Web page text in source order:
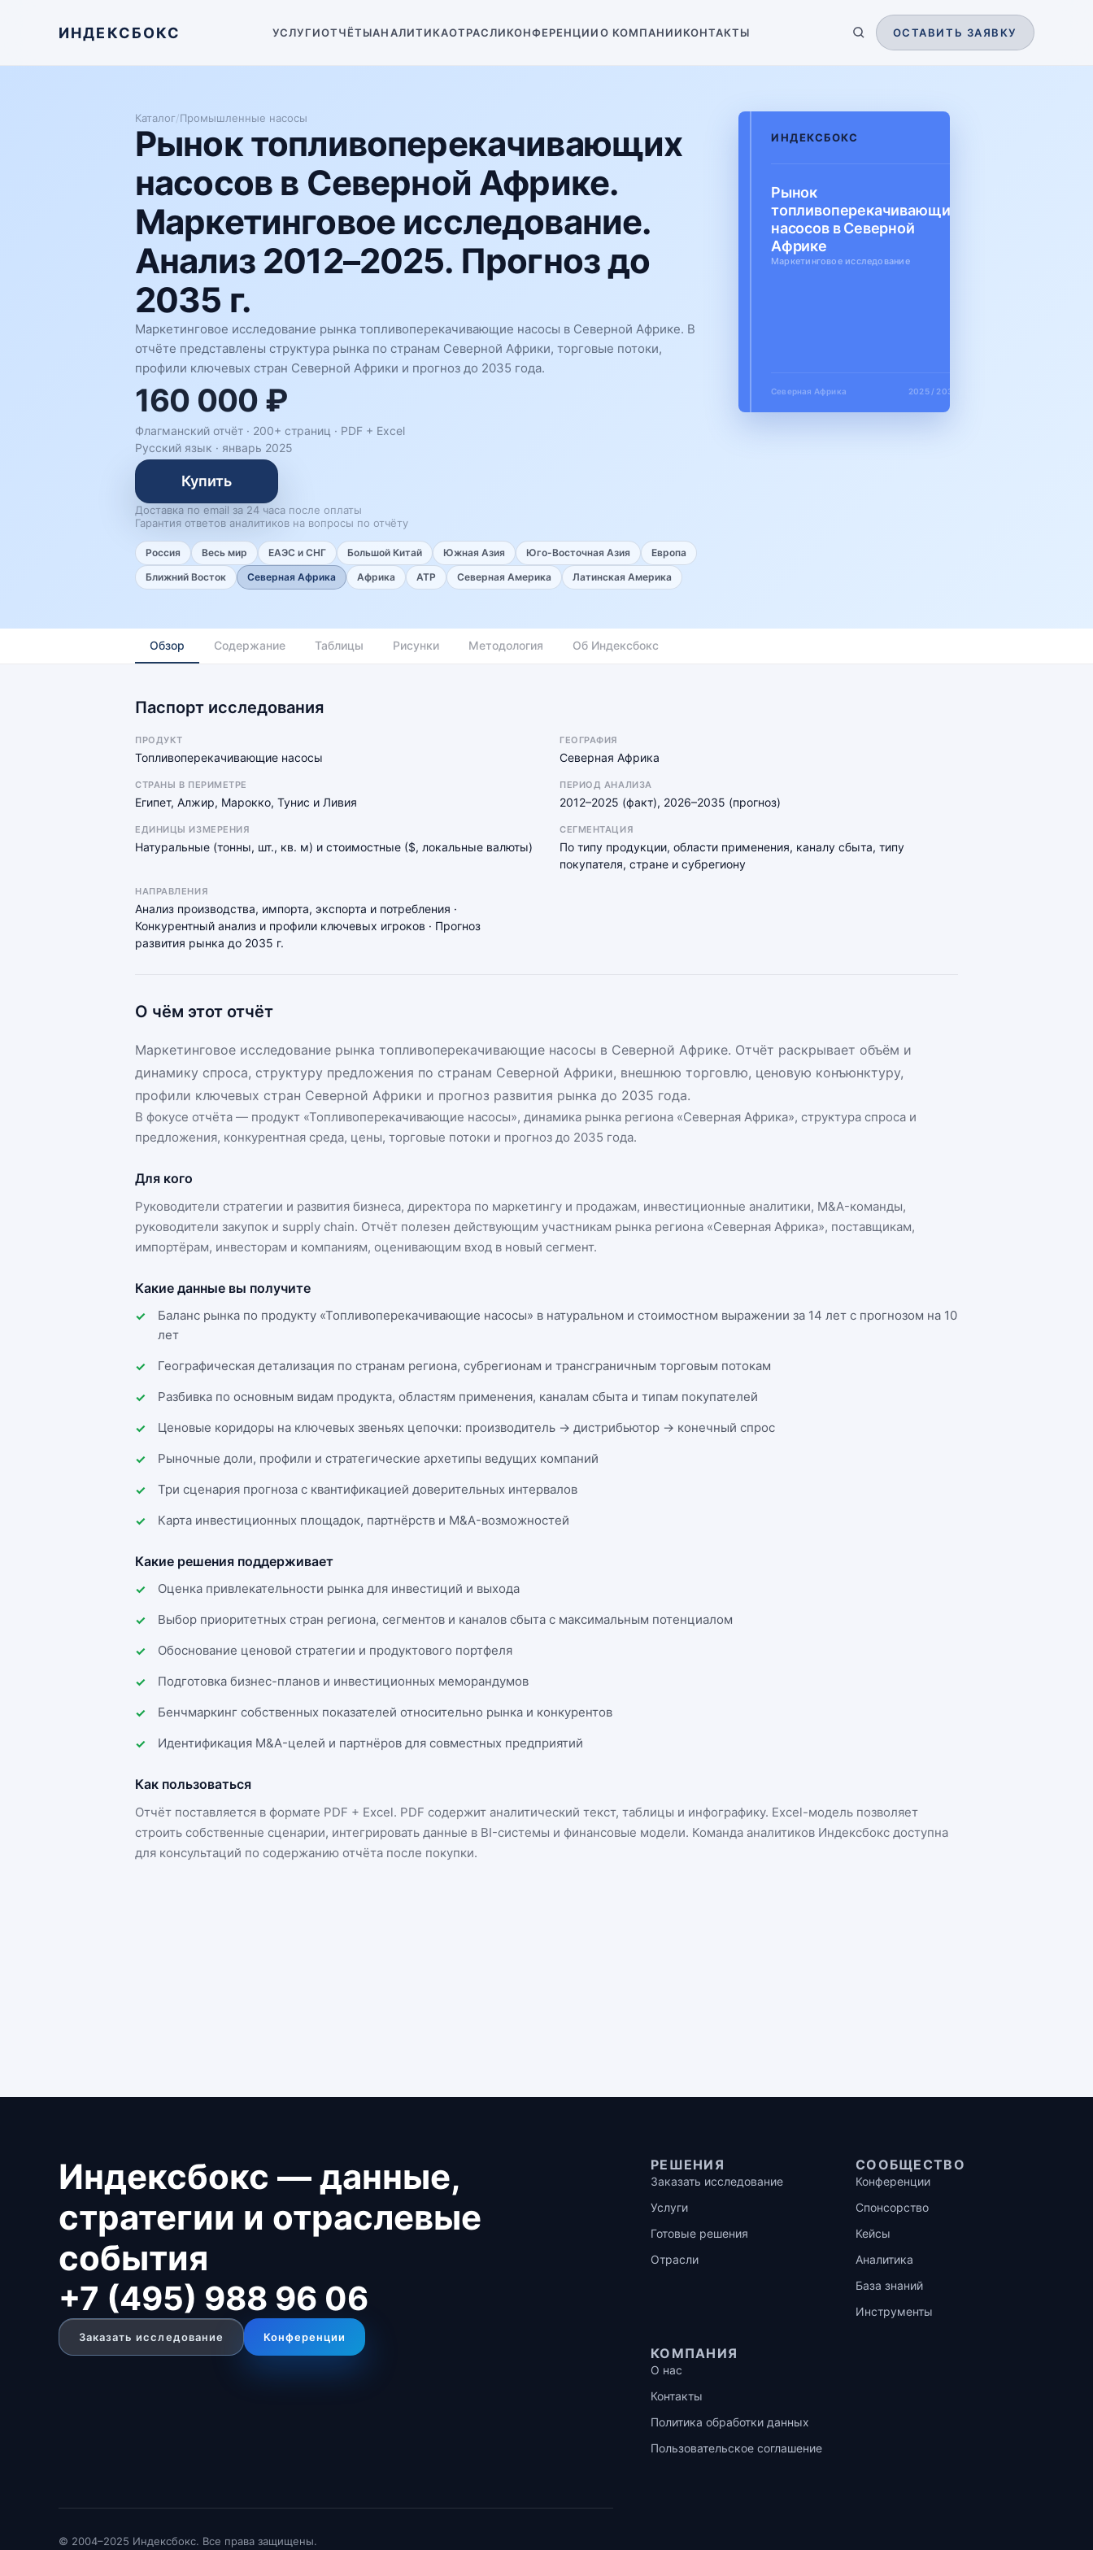
ИНДЕКСБОКС УСЛУГИОТЧЁТЫАНАЛИТИКАОТРАСЛИКОНФЕРЕНЦИИО КОМПАНИИКОНТАКТЫ ОСТАВИТЬ ЗАЯВКУ
Каталог/Промышленные насосы
Рынок топливоперекачивающих
насосов в Северной Африке.
Маркетинговое исследование.
Анализ 2012–2025. Прогноз до
2035 г.
Маркетинговое исследование рынка топливоперекачивающие насосы в Северной Африке. В
отчёте представлены структура рынка по странам Северной Африки, торговые потоки,
профили ключевых стран Северной Африки и прогноз до 2035 года.
160 000 ₽
Флагманский отчёт · 200+ страниц · PDF + Excel
Русский язык · январь 2025
Купить
Доставка по email за 24 часа после оплаты
Гарантия ответов аналитиков на вопросы по отчёту
Россия Весь мир ЕАЭС и СНГ Большой Китай Южная Азия Юго-Восточная Азия
Европа
Ближний Восток
Северная Африка Африка АТР Северная Америка Латинская Америка
ИНДЕКСБОКС
Рынок
топливоперекачивающих
насосов в Северной
Африке
Маркетинговое исследование
Северная Африка 2025 / 2035
Обзор Содержание Таблицы Рисунки Методология Об Индексбокс
Паспорт исследования
ПРОДУКТ
Топливоперекачивающие насосы
ГЕОГРАФИЯ
Северная Африка
СТРАНЫ В ПЕРИМЕТРЕ
Египет, Алжир, Марокко, Тунис и Ливия
ПЕРИОД АНАЛИЗА
2012–2025 (факт), 2026–2035 (прогноз)
ЕДИНИЦЫ ИЗМЕРЕНИЯ
Натуральные (тонны, шт., кв. м) и стоимостные ($, локальные валюты)
СЕГМЕНТАЦИЯ
По типу продукции, области применения, каналу сбыта, типу
покупателя, стране и субрегиону
НАПРАВЛЕНИЯ
Анализ производства, импорта, экспорта и потребления ·
Конкурентный анализ и профили ключевых игроков · Прогноз
развития рынка до 2035 г.
О чём этот отчёт
Маркетинговое исследование рынка топливоперекачивающие насосы в Северной Африке. Отчёт раскрывает объём и
динамику спроса, структуру предложения по странам Северной Африки, внешнюю торговлю, ценовую конъюнктуру,
профили ключевых стран Северной Африки и прогноз развития рынка до 2035 года.
В фокусе отчёта — продукт «Топливоперекачивающие насосы», динамика рынка региона «Северная Африка», структура спроса и
предложения, конкурентная среда, цены, торговые потоки и прогноз до 2035 года.
Для кого
Руководители стратегии и развития бизнеса, директора по маркетингу и продажам, инвестиционные аналитики, M&A-команды,
руководители закупок и supply chain. Отчёт полезен действующим участникам рынка региона «Северная Африка», поставщикам,
импортёрам, инвесторам и компаниям, оценивающим вход в новый сегмент.
Какие данные вы получите
Баланс рынка по продукту «Топливоперекачивающие насосы» в натуральном и стоимостном выражении за 14 лет с прогнозом на 10
лет
Географическая детализация по странам региона, субрегионам и трансграничным торговым потокам
Разбивка по основным видам продукта, областям применения, каналам сбыта и типам покупателей
Ценовые коридоры на ключевых звеньях цепочки: производитель → дистрибьютор → конечный спрос
Рыночные доли, профили и стратегические архетипы ведущих компаний
Три сценария прогноза с квантификацией доверительных интервалов
Карта инвестиционных площадок, партнёрств и M&A-возможностей
Какие решения поддерживает
Оценка привлекательности рынка для инвестиций и выхода
Выбор приоритетных стран региона, сегментов и каналов сбыта с максимальным потенциалом
Обоснование ценовой стратегии и продуктового портфеля
Подготовка бизнес-планов и инвестиционных меморандумов
Бенчмаркинг собственных показателей относительно рынка и конкурентов
Идентификация M&A-целей и партнёров для совместных предприятий
Как пользоваться
Отчёт поставляется в формате PDF + Excel. PDF содержит аналитический текст, таблицы и инфографику. Excel-модель позволяет
строить собственные сценарии, интегрировать данные в BI-системы и финансовые модели. Команда аналитиков Индексбокс доступна
для консультаций по содержанию отчёта после покупки.
Индексбокс — данные,
стратегии и отраслевые
события
+7 (495) 988 96 06
Заказать исследование Конференции
РЕШЕНИЯ
Заказать исследование
Услуги
Готовые решения
Отрасли
СООБЩЕСТВО
Конференции
Спонсорство
Кейсы
Аналитика
База знаний
Инструменты
КОМПАНИЯ
О нас
Контакты
Политика обработки данных
Пользовательское соглашение
© 2004–2025 Индексбокс. Все права защищены.